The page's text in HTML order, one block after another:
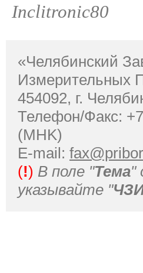
Inclitronic80
«Челябинский
Измерительных
454092, г.
Телефон/Факс:
(MHK)
Е-mail:
(!) В поле "Тема"
указывайте "